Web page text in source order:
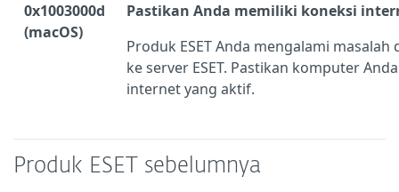
0x1003000d
(macOS)
Pastikan Anda memiliki koneksi
Produk ESET Anda mengalami
ke server ESET. Pastikan komputer
internet yang aktif.
Produk ESET sebelumnya